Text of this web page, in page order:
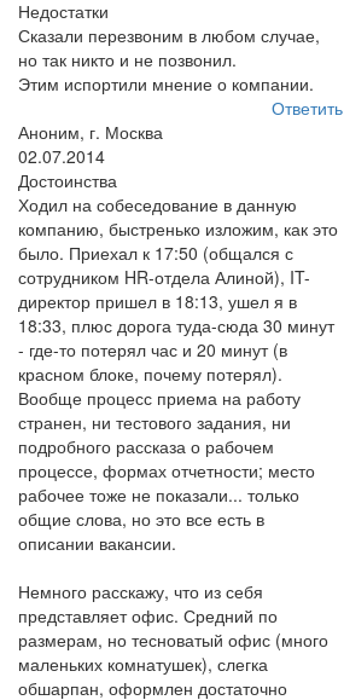
Недостатки
Сказали перезвоним в любом случае,
но так никто и не позвонил.
Этим испортили мнение о компании.
Ответить
Аноним, г. Москва
02.07.2014
Достоинства
Ходил на собеседование в данную
компанию, быстренько изложим, как это
было. Приехал к 17:50 (общался с
сотрудником HR-отдела Алиной), IT-
директор пришел в 18:13, ушел я в
18:33, плюс дорога туда-сюда 30 минут
- где-то потерял час и 20 минут (в
красном блоке, почему потерял).
Вообще процесс приема на работу
странен, ни тестового задания, ни
подробного рассказа о рабочем
процессе, формах отчетности; место
рабочее тоже не показали... только
общие слова, но это все есть в
описании вакансии.
Немного расскажу, что из себя
представляет офис. Средний по
размерам, но тесноватый офис (много
маленьких комнатушек), слегка
обшарпан, оформлен достаточно